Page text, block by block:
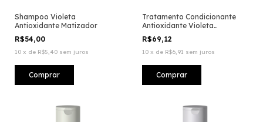
Shampoo Violeta
Antioxidante Matizador
R$54,00
10 x de R$5,40 sem juros
Tratamento Condicionante
Antioxidante Violeta
Matizador
R$69,12
10 x de R$6,91 sem juros